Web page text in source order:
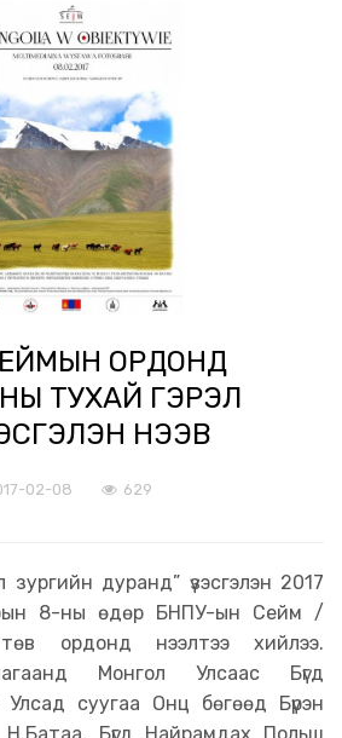
ОРДОНД
ТУХАЙ ГЭРЭЛ
НЭЭВ
02-08 629
зургийн дуранд” үзэсгэлэн 2017
8-ны өдөр БНПУ-ын Сейм /
ордонд нээлтээ хийлээ.
Монгол Улсаас Бүгд
суугаа Онц бөгөөд Бүрэн